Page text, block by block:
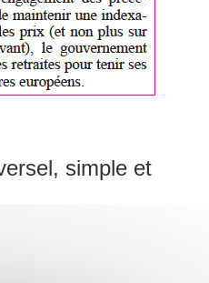
simple et